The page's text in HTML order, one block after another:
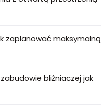
zaplanować maksymalną
bliźniaczej jak